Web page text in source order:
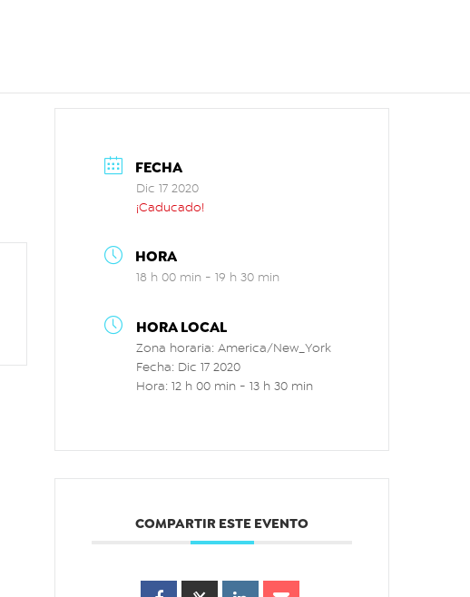
FECHA
Dic 17 2020
¡Caducado!
HORA
18 h 00 min - 19 h 30 min
HORA LOCAL
Zona horaria:America/New_York
Fecha: Dic 17 2020
Hora:12 h 00 min - 13 h 30 min
COMPARTIR ESTE EVENTO